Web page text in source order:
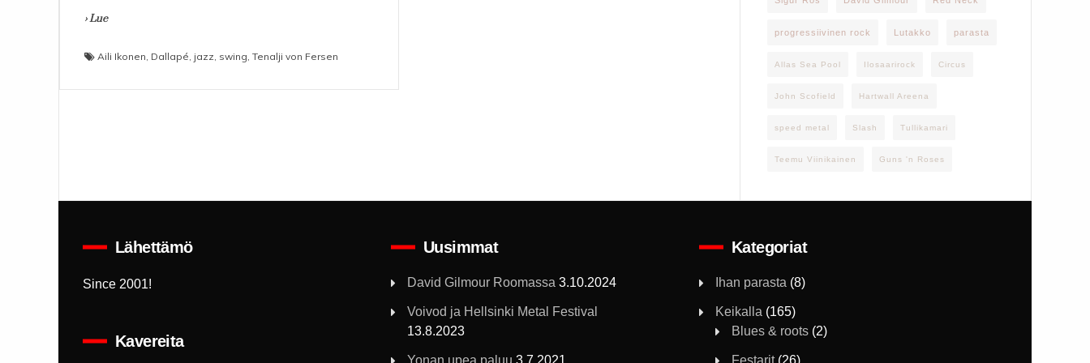
› Lue
Aili Ikonen Dallapé jazz swing Tenalji von Fersen
progressiivinen rock Lutakko parasta
Allas Sea Pool Ilosaarirock Circus
John Scofield Hartwall Areena
speed metal Slash Tullikamari
Teemu Viinikainen Guns 'n Roses
Lähettämö
Since 2001!
Kavereita
Uusimmat
David Gilmour Roomassa 3.10.2024
Voivod ja Hellsinki Metal Festival
13.8.2023
Yonan upea paluu 3.7.2021
Kategoriat
Ihan parasta (8)
Keikalla (165)
Blues & roots(2)
Festarit(26)